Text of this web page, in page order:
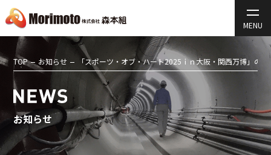
TOP お知らせ 「スポーツ・オブ・ハート2025ｉｎ大阪・関西万博」の
お知らせ